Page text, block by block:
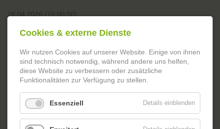
28.04.2026 (15:00:00)
Rückseite)
Freies Tischtennisspiel
dienstags, 15:15 Uhr & mittwochs, 09:00 Uhr im oskar.
Cookies & externe Dienste
Wir nutzen Cookies auf unserer Website. Einige von ihnen
sind technisch notwendig, während andere uns helfen,
diese Website zu verbessern oder zusätzliche
Funktionalitäten zur Verfügung zu stellen.
Essenziell Details einblenden